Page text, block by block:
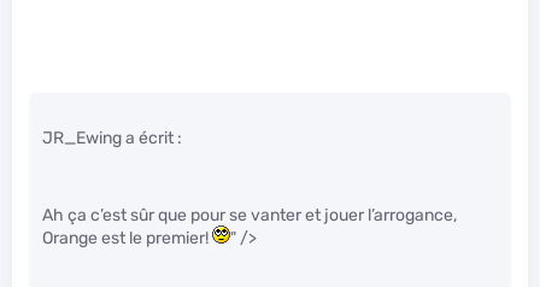
JR_Ewing a écrit :
Ah ça c’est sûr que pour se vanter et jouer l’arrogance,
Orange est le premier!
" />